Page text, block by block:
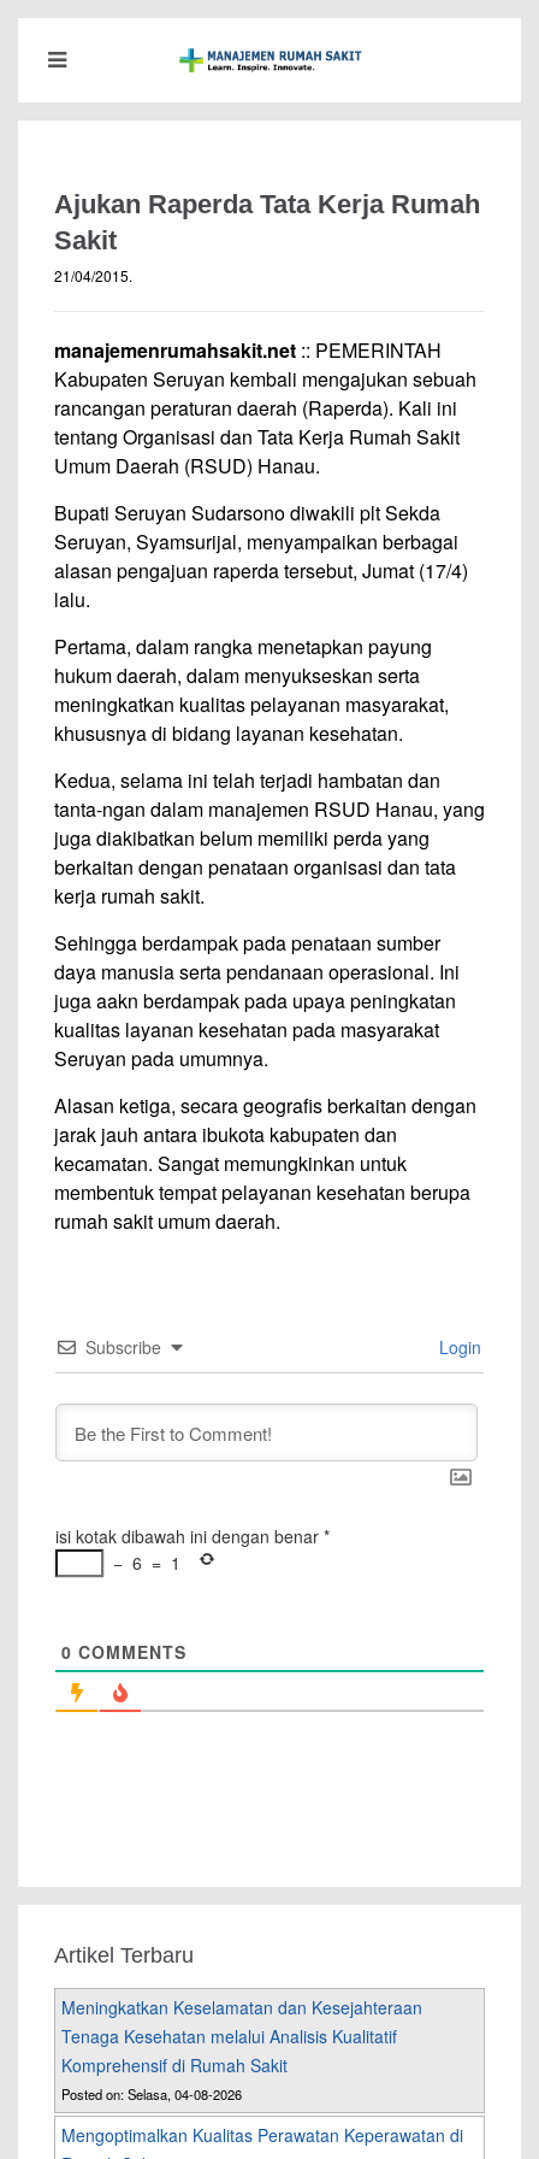
Ajukan Raperda Tata Kerja Rumah
Sakit
21/04/2015.
manajemenrumahsakit.net :: PEMERINTAH
Kabupaten Seruyan kembali mengajukan sebuah
rancangan peraturan daerah (Raperda). Kali ini
tentang Organisasi dan Tata Kerja Rumah Sakit
Umum Daerah (RSUD) Hanau.
Bupati Seruyan Sudarsono diwakili plt Sekda
Seruyan, Syamsurijal, menyampaikan berbagai
alasan pengajuan raperda tersebut, Jumat (17/4)
lalu.
Pertama, dalam rangka menetapkan payung
hukum daerah, dalam menyukseskan serta
meningkatkan kualitas pelayanan masyarakat,
khususnya di bidang layanan kesehatan.
Kedua, selama ini telah terjadi hambatan dan
tanta-ngan dalam manajemen RSUD Hanau, yang
juga diakibatkan belum memiliki perda yang
berkaitan dengan penataan organisasi dan tata
kerja rumah sakit.
Sehingga berdampak pada penataan sumber
daya manusia serta pendanaan operasional. Ini
juga aakn berdampak pada upaya peningkatan
kualitas layanan kesehatan pada masyarakat
Seruyan pada umumnya.
Alasan ketiga, secara geografis berkaitan dengan
jarak jauh antara ibukota kabupaten dan
kecamatan. Sangat memungkinkan untuk
membentuk tempat pelayanan kesehatan berupa
rumah sakit umum daerah.
Subscribe Login
isi kotak dibawah ini dengan benar *
− 6 = 1
0 COMMENTS
Artikel Terbaru
Meningkatkan Keselamatan dan Kesejahteraan
Tenaga Kesehatan melalui Analisis Kualitatif
Komprehensif di Rumah Sakit
Posted on: Selasa, 04-08-2026
Mengoptimalkan Kualitas Perawatan Keperawatan di